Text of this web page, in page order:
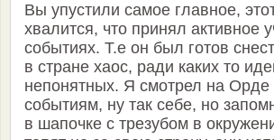
Вы упустили самое главное,
хвалится, что принял активное
событиях. Т.е он был готов
в стране хаос, ради каких то
непонятных. Я смотрел на Орде
событиям, ну так себе, но
в шапочке с трезубом в